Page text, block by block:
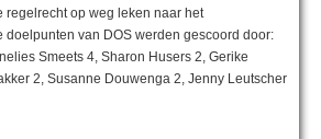
regelrecht op weg leken naar het
doelpunten van DOS werden gescoord door:
Smeets 4, Sharon Husers 2, Gerike
2, Susanne Douwenga 2, Jenny Leutscher